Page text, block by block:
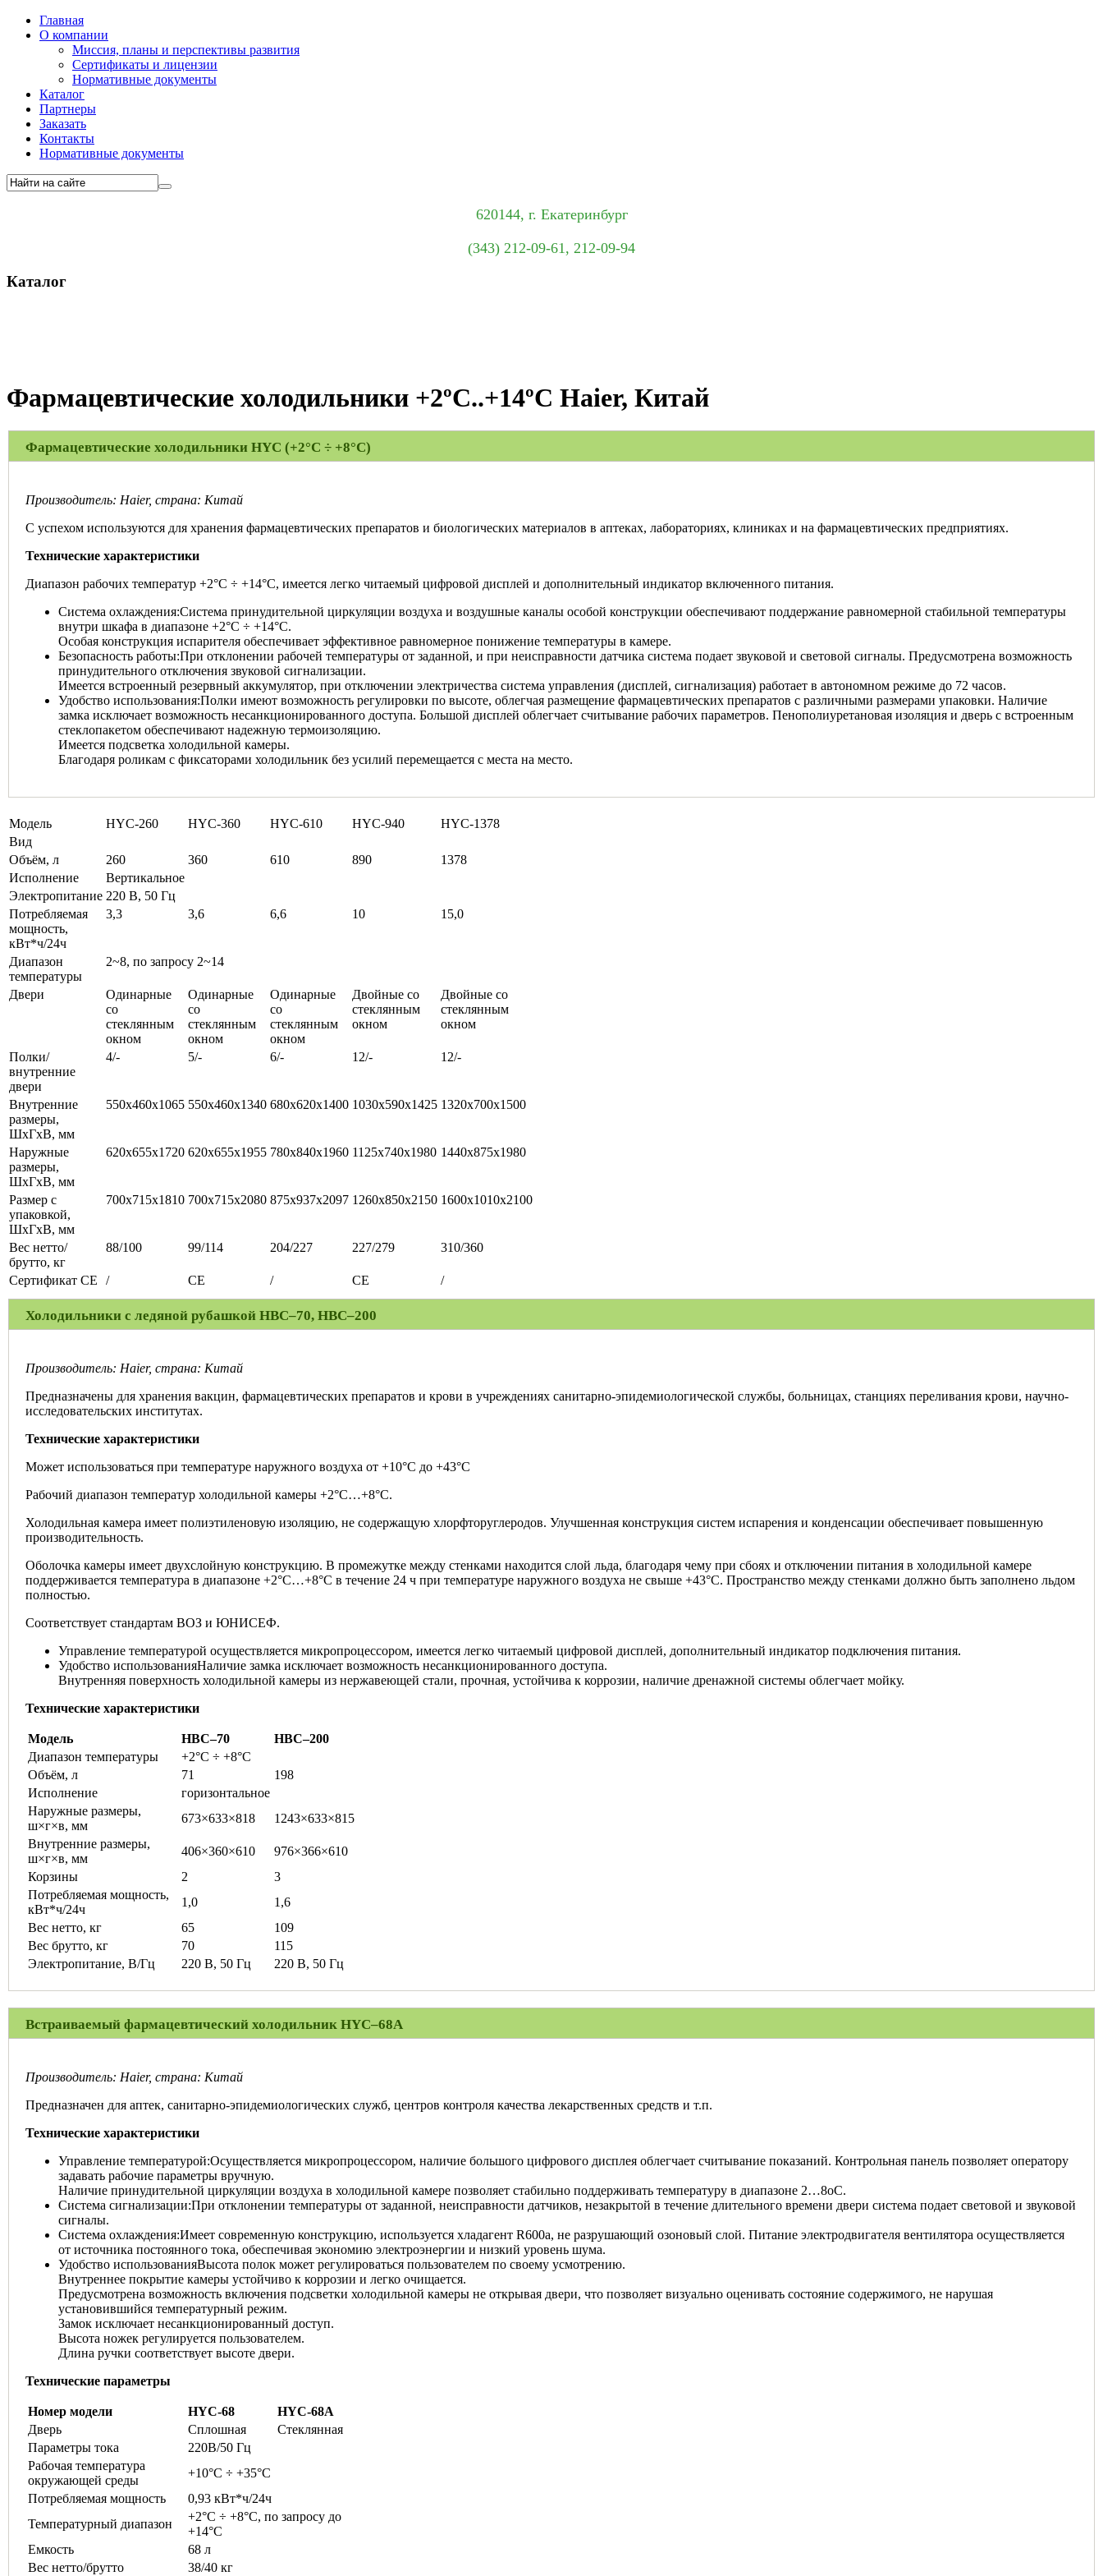
Главная
О компании
Миссия, планы и перспективы развития
Сертификаты и лицензии
Нормативные документы
Каталог
Партнеры
Заказать
Контакты
Нормативные документы
620144, г. Екатеринбург
(343) 212-09-61, 212-09-94
Каталог
Фармацевтические холодильники +2ºС..+14ºС Haier, Китай
Фармацевтические холодильники HYC (+2°C ÷ +8°C)
Производитель: Haier, страна: Китай
С успехом используются для хранения фармацевтических препаратов и биологических материалов в аптеках, лабораториях, клиниках и на фармацевтических предприятиях.
Технические характеристики
Диапазон рабочих температур +2°C ÷ +14°C, имеется легко читаемый цифровой дисплей и дополнительный индикатор включенного питания.
Система охлаждения:Система принудительной циркуляции воздуха и воздушные каналы особой конструкции обеспечивают поддержание равномерной стабильной температуры
внутри шкафа в диапазоне +2°C ÷ +14°C.
Особая конструкция испарителя обеспечивает эффективное равномерное понижение температуры в камере.
Безопасность работы:При отклонении рабочей температуры от заданной, и при неисправности датчика система подает звуковой и световой сигналы. Предусмотрена возможность
принудительного отключения звуковой сигнализации.
Имеется встроенный резервный аккумулятор, при отключении электричества система управления (дисплей, сигнализация) работает в автономном режиме до 72 часов.
Удобство использования:Полки имеют возможность регулировки по высоте, облегчая размещение фармацевтических препаратов с различными размерами упаковки. Наличие
замка исключает возможность несанкционированного доступа. Большой дисплей облегчает считывание рабочих параметров. Пенополиуретановая изоляция и дверь с встроенным
стеклопакетом обеспечивают надежную термоизоляцию.
Имеется подсветка холодильной камеры.
Благодаря роликам с фиксаторами холодильник без усилий перемещается с места на место.
Модель HYC-260 HYC-360 HYC-610 HYC-940
HYC-1378
Вид
Объём, л
260 360 610 890
1378
Исполнение
Вертикальное
Электропитание 220 В, 50 Гц
Потребляемая
мощность,
кВт*ч/24ч
3,3 3,6 6,6 10 15,0
Диапазон
температуры
2~8, по запросу 2~14
Двери
Одинарные
со
стеклянным
окном
Одинарные
со
стеклянным
окном
Одинарные
со
стеклянным
окном
Двойные со
стеклянным
окном
Двойные со
стеклянным
окном
Полки/
внутренние
двери
4/- 5/- 6/- 12/- 12/-
Внутренние
размеры,
ШхГхВ, мм
550х460х1065 550х460х1340 680х620х1400 1030х590х1425 1320х700х1500
Наружные
размеры,
ШхГхВ, мм
620х655х1720 620х655х1955 780х840х1960 1125х740х1980 1440х875х1980
Размер с
упаковкой,
ШхГхВ, мм
700х715х1810 700х715х2080 875х937х2097 1260х850х2150 1600х1010х2100
Вес нетто/
брутто, кг
88/100 99/114 204/227 227/279 310/360
Сертификат CE / CE / CE /
Холодильники с ледяной рубашкой HBC–70, HBC–200
Производитель: Haier, страна: Китай
Предназначены для хранения вакцин, фармацевтических препаратов и крови в учреждениях санитарно-эпидемиологической службы, больницах, станциях переливания крови, научно-
исследовательских институтах.
Технические характеристики
Может использоваться при температуре наружного воздуха от +10°C до +43°C
Рабочий диапазон температур холодильной камеры +2°C…+8°C.
Холодильная камера имеет полиэтиленовую изоляцию, не содержащую хлорфторуглеродов. Улучшенная конструкция систем испарения и конденсации обеспечивает повышенную
производительность.
Оболочка камеры имеет двухслойную конструкцию. В промежутке между стенками находится слой льда, благодаря чему при сбоях и отключении питания в холодильной камере
поддерживается температура в диапазоне +2°C…+8°C в течение 24 ч при температуре наружного воздуха не свыше +43°C. Пространство между стенками должно быть заполнено льдом
полностью.
Соответствует стандартам ВОЗ и ЮНИСЕФ.
Управление температурой осуществляется микропроцессором, имеется легко читаемый цифровой дисплей, дополнительный индикатор подключения питания.
Удобство использованияНаличие замка исключает возможность несанкционированного доступа.
Внутренняя поверхность холодильной камеры из нержавеющей стали, прочная, устойчива к коррозии, наличие дренажной системы облегчает мойку.
Технические характеристики
Модель HBC–70
HBC–200
Диапазон температуры
+2°C ÷ +8°C
Объём, л
71
198
Исполнение
горизонтальное
Наружные размеры,
ш×г×в, мм
673×633×818
1243×633×815
Внутренние размеры,
ш×г×в, мм
406×360×610
976×366×610
Корзины
2
3
Потребляемая мощность,
кВт*ч/24ч
1,0
1,6
Вес нетто, кг
65
109
Вес брутто, кг
70
115
Электропитание, В/Гц
220 В, 50 Гц 220 В, 50 Гц
Встраиваемый фармацевтический холодильник HYC–68A
Производитель: Haier, страна: Китай
Предназначен для аптек, санитарно-эпидемиологических служб, центров контроля качества лекарственных средств и т.п.
Технические характеристики
Управление температурой:Осуществляется микропроцессором, наличие большого цифрового дисплея облегчает считывание показаний. Контрольная панель позволяет оператору
задавать рабочие параметры вручную.
Наличие принудительной циркуляции воздуха в холодильной камере позволяет стабильно поддерживать температуру в диапазоне 2…8оС.
Система сигнализации:При отклонении температуры от заданной, неисправности датчиков, незакрытой в течение длительного времени двери система подает световой и звуковой
сигналы.
Cистема охлаждения:Имеет современную конструкцию, используется хладагент R600a, не разрушающий озоновый слой. Питание электродвигателя вентилятора осуществляется
от источника постоянного тока, обеспечивая экономию электроэнергии и низкий уровень шума.
Удобство использованияВысота полок может регулироваться пользователем по своему усмотрению.
Внутреннее покрытие камеры устойчиво к коррозии и легко очищается.
Предусмотрена возможность включения подсветки холодильной камеры не открывая двери, что позволяет визуально оценивать состояние содержимого, не нарушая
установившийся температурный режим.
Замок исключает несанкционированный доступ.
Высота ножек регулируется пользователем.
Длина ручки соответствует высоте двери.
Технические параметры
Номер модели HYC-68
HYC-68A
Дверь
Сплошная
Стеклянная
Параметры тока
220В/50 Гц
Рабочая температура
окружающей среды
+10°C ÷ +35°C
Потребляемая мощность
0,93 кВт*ч/24ч
Температурный диапазон
+2°C ÷ +8°C, по запросу до
+14°C
Емкость
68 л
Вес нетто/брутто
38/40 кг